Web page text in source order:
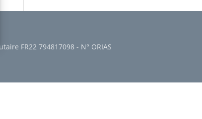
FR22 794817098 - N° ORIAS